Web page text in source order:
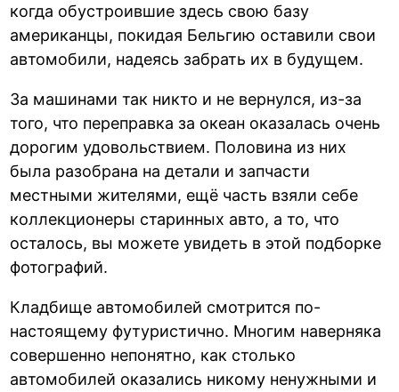
когда обустроившие здесь свою базу
американцы, покидая Бельгию оставили свои
автомобили, надеясь забрать их в будущем.
За машинами так никто и не вернулся, из-за
того, что переправка за океан оказалась очень
дорогим удовольствием. Половина из них
была разобрана на детали и запчасти
местными жителями, ещё часть взяли себе
коллекционеры старинных авто, а то, что
осталось, вы можете увидеть в этой подборке
фотографий.
Кладбище автомобилей смотрится по-
настоящему футуристично. Многим наверняка
совершенно непонятно, как столько
автомобилей оказались никому ненужными и